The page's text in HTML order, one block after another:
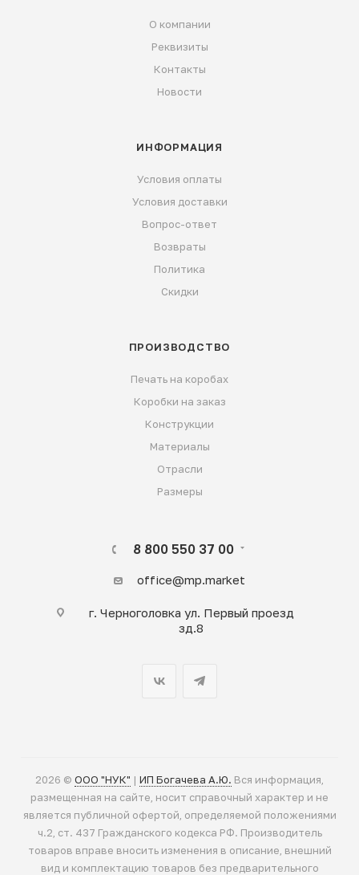
О компании
Реквизиты
Контакты
Новости
ИНФОРМАЦИЯ
Условия оплаты
Условия доставки
Вопрос-ответ
Возвраты
Политика
Скидки
ПРОИЗВОДСТВО
Печать на коробах
Коробки на заказ
Конструкции
Материалы
Отрасли
Размеры
8 800 550 37 00
office@mp.market
г. Черноголовка ул. Первый проезд
зд.8
2026 © ООО "НУК" | ИП Богачева А.Ю. Вся информация,
размещенная на сайте, носит справочный характер и не
является публичной офертой, определяемой положениями
ч.2, ст. 437 Гражданского кодекса РФ. Производитель
товаров вправе вносить изменения в описание, внешний
вид и комплектацию товаров без предварительного